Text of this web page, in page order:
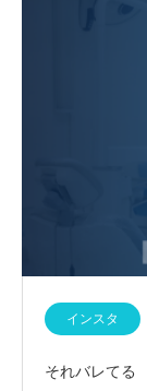
インスタ
それバレてる